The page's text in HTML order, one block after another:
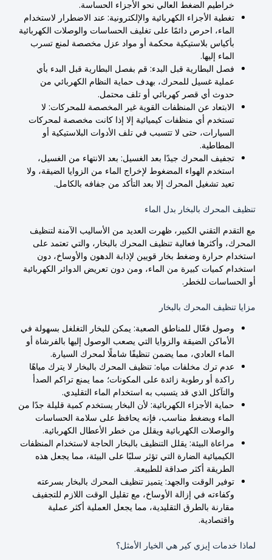
خراطيم الضغط العالي نحو الأجزاء الحساسة.
تغطية الأجزاء الكهربائية والإلكترونية: عند الاضطرار لاستخدام
الماء، احرص دائمًا على تغليف الحساسات والوصلات الكهربائية
بأكياس بلاستيكية محكمة أو مواد عزل مخصصة لمنع تسرب
الماء إليها.
فصل البطارية قبل البدء: قم بفصل البطارية قبل البدء بأي
عملية غسيل للمحرك، بهدف حماية النظام الكهربائي من
حدوث أي قصر كهربائي أو تلف محتمل.
الابتعاد عن المنظفات القوية غير المخصصة للمحركات: لا
تستخدم أي منظفات كيميائية إلا إذا كانت مخصصة لمحركات
السيارات، حتى لا تتسبب في تلف الأدوات البلاستيكية أو
المطاطية.
تجفيف المحرك جيدًا بعد الغسيل: بعد الانتهاء من الغسيل،
استخدم الهواء المضغوط لإخراج الماء من الزوايا الضيقة، ولا
تعيد تشغيل المحرك إلا بعد التأكد من جفافه بالكامل.
تنظيف المحرك بالبخار بدل الماء
مع التقدم التقني الكبير، ظهرت العديد من الأساليب الآمنة لتنظيف
المحرك، وأكثرها فعالية تنظيف المحرك بالبخار، والتي تعتمد على
استخدام حرارة وضغط بخار قويين لإذابة الدهون والأوساخ، دون
استخدام كميات كبيرة من الماء، ومن دون تعريض الدوائر الكهربائية
أو الحساسات للخطر.
مزايا تنظيف المحرك بالبخار
وصول فعّال للمناطق الصعبة: يمكن للبخار التغلغل بسهولة في
الأماكن الضيقة والزوايا التي يصعب الوصول إليها بالفرشاة أو
الماء العادي، مما يضمن تنظيفًا شاملًا لمحرك السيارة.
عدم ترك مخلفات مياه: تنظيف المحرك بالبخار لا يترك مياهًا
راكدة أو رطوبة زائدة على المكونات؛ مما يمنع تراكم الصدأ
والتآكل الذي قد يتسبب به استخدام الماء التقليدي.
حماية الأجزاء الكهربائية: لأن البخار يستخدم كمية قليلة جدًا من
الماء وبضغط مناسب، فإنه يحافظ على سلامة الحساسات
والوصلات الكهربائية ويقلل من خطر الأعطال الكهربائية.
مراعاة البيئة: يقلل التنظيف بالبخار الحاجة لاستخدام المنظفات
الكيميائية الضارة التي تؤثر سلبًا على البيئة، مما يجعل هذه
الطريقة أكثر صداقة للطبيعة.
توفير الوقت والجهد: يتميز تنظيف المحرك بالبخار بسرعته
وكفاءته في إزالة الأوساخ، مع تقليل الوقت اللازم للتجفيف
مقارنة بالطرق التقليدية، مما يجعل العملية أكثر عملية
واقتصادية.
لماذا خدمات إيزي كير هي الخيار الأمثل؟